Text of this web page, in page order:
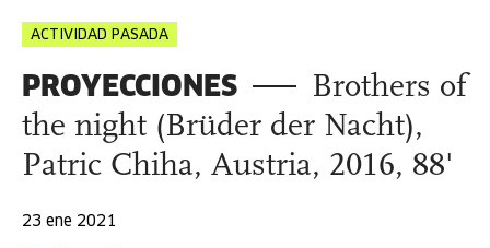
ACTIVIDAD PASADA
PROYECCIONES
Brothers of
the night (Brüder der Nacht),
Patric Chiha, Austria, 2016, 88'
23 ene 2021